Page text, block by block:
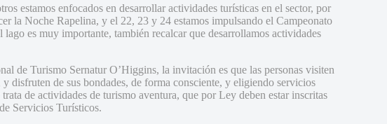
estamos enfocados en desarrollar actividades turísticas en el sector, por
la Noche Rapelina, y el 22, 23 y 24 estamos impulsando el Campeonato
es muy importante, también recalcar que desarrollamos actividades
de Turismo Sernatur O’Higgins, la invitación es que las personas visiten
disfruten de sus bondades, de forma consciente, y eligiendo servicios
de actividades de turismo aventura, que por Ley deben estar inscritas
Servicios Turísticos.